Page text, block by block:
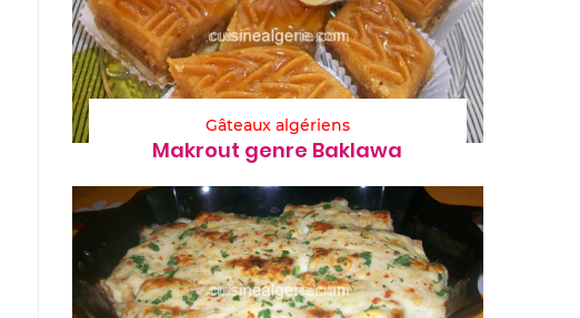
Gâteaux algériens
Makrout genre Baklawa